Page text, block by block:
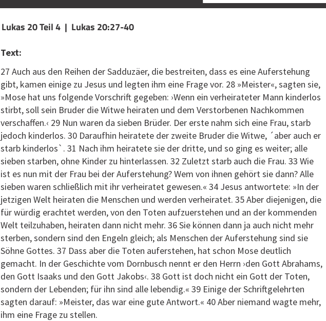
Lukas 20 Teil 4 | Lukas 20:27-40
Text:
27 Auch aus den Reihen der Sadduzäer, die bestreiten, dass es eine Auferstehung
gibt, kamen einige zu Jesus und legten ihm eine Frage vor. 28 »Meister«, sagten sie,
»Mose hat uns folgende Vorschrift gegeben: ›Wenn ein verheirateter Mann kinderlos
stirbt, soll sein Bruder die Witwe heiraten und dem Verstorbenen Nachkommen
verschaffen.‹ 29 Nun waren da sieben Brüder. Der erste nahm sich eine Frau, starb
jedoch kinderlos. 30 Daraufhin heiratete der zweite Bruder die Witwe, ´aber auch er
starb kinderlos`. 31 Nach ihm heiratete sie der dritte, und so ging es weiter; alle
sieben starben, ohne Kinder zu hinterlassen. 32 Zuletzt starb auch die Frau. 33 Wie
ist es nun mit der Frau bei der Auferstehung? Wem von ihnen gehört sie dann? Alle
sieben waren schließlich mit ihr verheiratet gewesen.« 34 Jesus antwortete: »In der
jetzigen Welt heiraten die Menschen und werden verheiratet. 35 Aber diejenigen, die
für würdig erachtet werden, von den Toten aufzuerstehen und an der kommenden
Welt teilzuhaben, heiraten dann nicht mehr. 36 Sie können dann ja auch nicht mehr
sterben, sondern sind den Engeln gleich; als Menschen der Auferstehung sind sie
Söhne Gottes. 37 Dass aber die Toten auferstehen, hat schon Mose deutlich
gemacht. In der Geschichte vom Dornbusch nennt er den Herrn ›den Gott Abrahams,
den Gott Isaaks und den Gott Jakobs‹. 38 Gott ist doch nicht ein Gott der Toten,
sondern der Lebenden; für ihn sind alle lebendig.« 39 Einige der Schriftgelehrten
sagten darauf: »Meister, das war eine gute Antwort.« 40 Aber niemand wagte mehr,
ihm eine Frage zu stellen.